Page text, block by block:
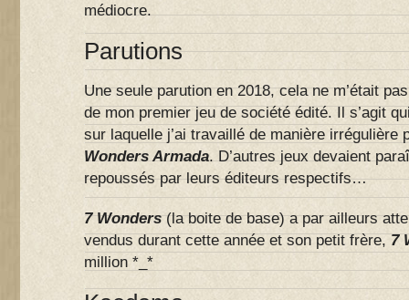
médiocre.
Parutions
Une seule parution en 2018, cela ne m’était
de mon premier jeu de société édité. Il s’agit
sur laquelle j’ai travaillé de manière irrégulière
Wonders Armada. D’autres jeux devaient
repoussés par leurs éditeurs respectifs…
7 Wonders(la boite de base) a par ailleurs
vendus durant cette année et son petit frère,7
million *_*